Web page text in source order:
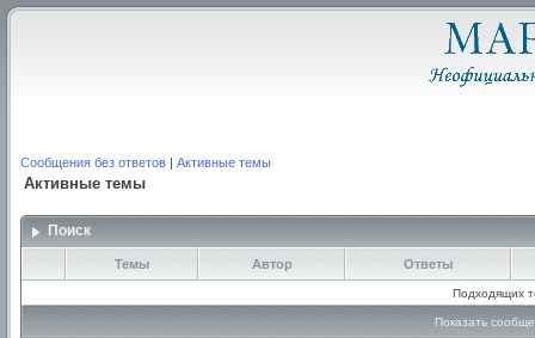
Сообщения без ответов | Активные темы
Активные темы
Поиск
Темы Автор Ответы
Подходящих
Показать